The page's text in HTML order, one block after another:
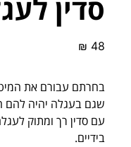
סדין
₪ 48
בחרתם עבורם את
שגם בעגלה יהיה להם
עם סדין רך ומתוק
בידיים.